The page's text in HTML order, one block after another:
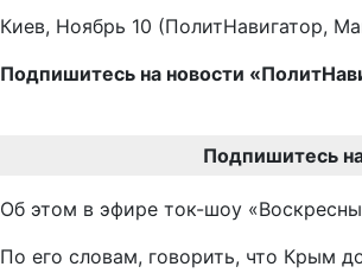
Киев, Ноябрь 10 (ПолитНавигатор,
Подпишитесь на новости
Подпишитесь
Об этом в эфире ток-шоу
По его словам, говорить, что Крым